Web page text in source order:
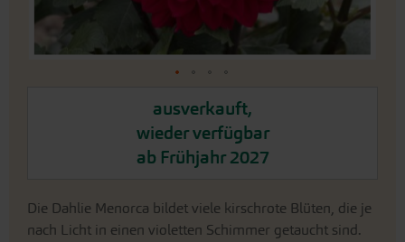
ausverkauft,
wieder verfügbar
ab Frühjahr 2027
Die Dahlie Menorca bildet viele kirschrote Blüten, die je
nach Licht in einen violetten Schimmer getaucht sind.